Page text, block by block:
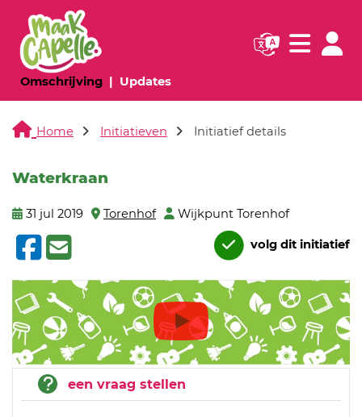
Omschrijving(huidige pagina)
Updates(huidige pagina)
Navigatie
Home Initiatieven Initiatief details
Waterkraan
31 jul 2019 Torenhof Wijkpunt Torenhof
volg dit initiatief
een vraag stellen